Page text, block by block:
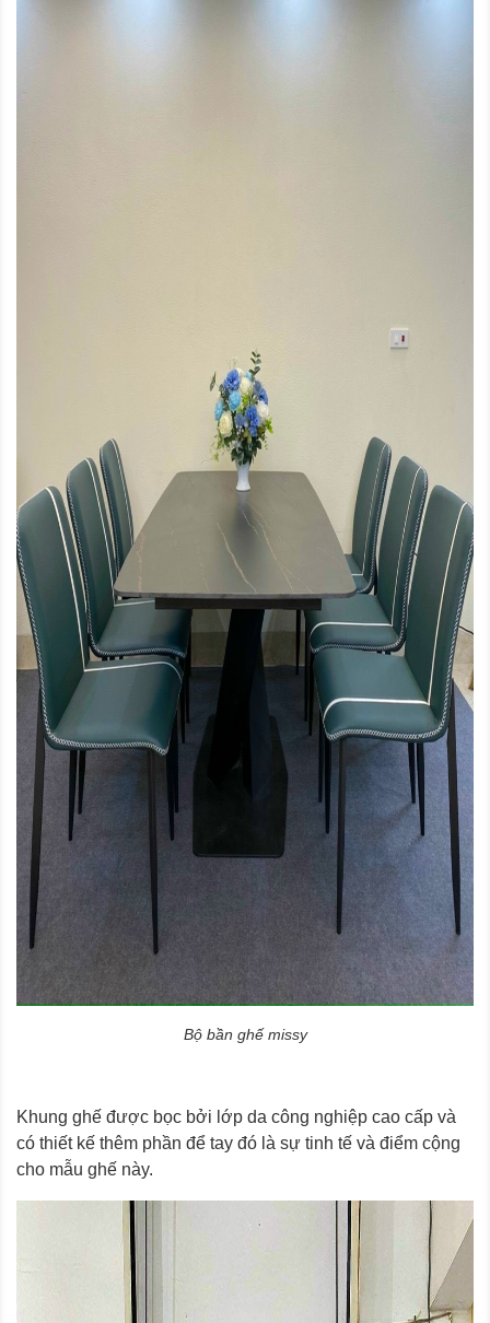
Bộ bần ghế missy
Khung ghế được bọc bởi lớp da công nghiệp cao cấp và
có thiết kế thêm phần để tay đó là sự tinh tế và điểm cộng
cho mẫu ghế này.